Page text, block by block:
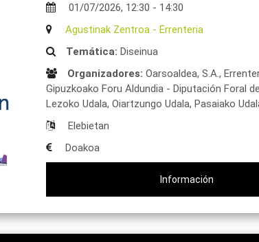
01/07/2026, 12:30 - 14:30
Agustinak Zentroa - Errenteria
Temática: Diseinua
Organizadores: Oarsoaldea, S.A.,
Gipuzkoako Foru Aldundia - Diputación Foral
Lezoko Udala, Oiartzungo Udala, Pasaiako
Elebietan
Doakoa
Información